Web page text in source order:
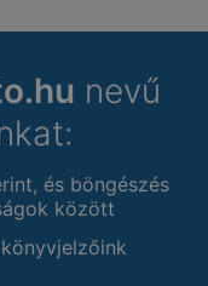
nevű
és böngészés
között